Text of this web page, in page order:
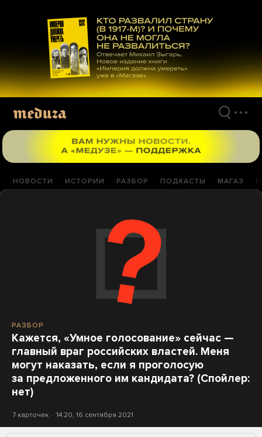
материалам
НОВОСТИ ИСТОРИИ РАЗБОР ПОДКАСТЫ МАГАЗ
РАЗБОР
Кажется, «Умное голосование» сейчас —
главный враг российских властей. Меня
могут наказать, если я проголосую
за предложенного им кандидата? (Спойлер:
нет)
7 карточек 14:20, 16 сентября 2021